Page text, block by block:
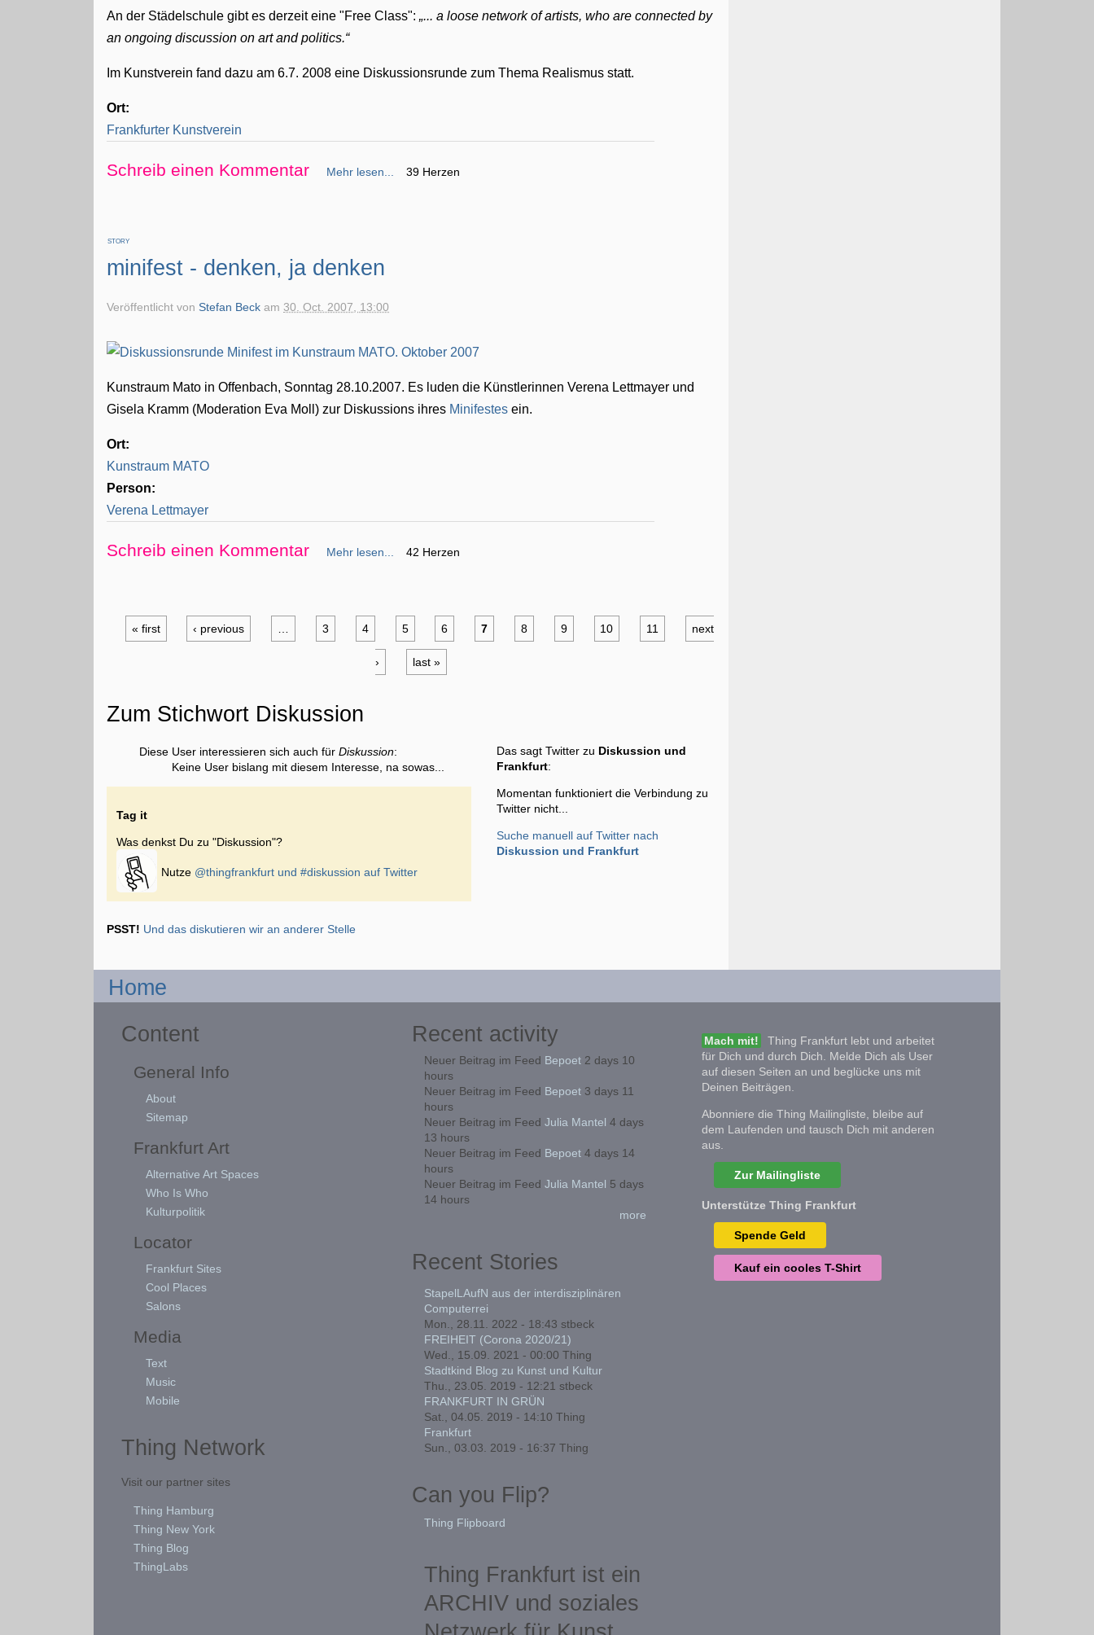
An der Städelschule gibt es derzeit eine "Free Class": ... a loose network of artists, who are connected by
an ongoing discussion on art and politics.
Im Kunstverein fand dazu am 6.7. 2008 eine Diskussionsrunde zum Thema Realismus statt.
Ort:
Frankfurter Kunstverein
Schreib einen Kommentar Mehr lesen... 39 Herzen
STORY
minifest - denken, ja denken
Veröffentlicht vonStefan Beck am 30. Oct. 2007, 13:00
Kunstraum Mato in Offenbach, Sonntag 28.10.2007. Es luden die Künstlerinnen Verena Lettmayer und
Gisela Kramm (Moderation Eva Moll) zur Diskussions ihres Minifestes ein.
Ort:
Kunstraum MATO
Person:
Verena Lettmayer
Schreib einen Kommentar Mehr lesen... 42 Herzen
« first ‹ previous 3 4 5 6 7 8 9 10 11 next
› last »
Zum Stichwort Diskussion
Diese User interessieren sich auch fürDiskussion:
Keine User bislang mit diesem Interesse, na sowas...
Tag it
Was denkst Du zu "Diskussion"?
Nutze @thingfrankfurt und#diskussion auf Twitter
Das sagt Twitter zu Diskussion und
Frankfurt:
Momentan funktioniert die Verbindung zu
Twitter nicht...
Suche manuell auf Twitter nach
Diskussion und Frankfurt
PSST! Und das diskutieren wir an anderer Stelle
Home
Content
General Info
About
Sitemap
Frankfurt Art
Alternative Art Spaces
Who Is Who
Kulturpolitik
Locator
Frankfurt Sites
Cool Places
Salons
Media
Text
Music
Mobile
Thing Network
Visit our partner sites
Thing Hamburg
Thing New York
Thing Blog
ThingLabs
Recent activity
Neuer Beitrag im Feed Bepoet2 days 10
hours
Neuer Beitrag im Feed Bepoet3 days 11
hours
Neuer Beitrag im Feed Julia Mantel 4 days
13 hours
Neuer Beitrag im Feed Bepoet4 days 14
hours
Neuer Beitrag im Feed Julia Mantel 5 days
14 hours
more
Recent Stories
StapelLAufN aus der interdisziplinären
Computerrei
Mon., 28.11. 2022 - 18:43 stbeck
FREIHEIT (Corona 2020/21)
Wed., 15.09. 2021 - 00:00 Thing
Stadtkind Blog zu Kunst und Kultur
Thu., 23.05. 2019 - 12:21 stbeck
FRANKFURT IN GRÜN
Sat., 04.05. 2019 - 14:10 Thing
Frankfurt
Sun., 03.03. 2019 - 16:37 Thing
Can you Flip?
Thing Flipboard
Thing Frankfurt ist ein
ARCHIV und soziales
Mach mit!
Thing Frankfurt lebt und arbeitet
für Dich und durch Dich. Melde Dich als User
auf diesen Seiten an und beglücke uns mit
Deinen Beiträgen.
Abonniere die Thing Mailingliste, bleibe auf
dem Laufenden und tausch Dich mit anderen
aus.
Zur Mailingliste
Unterstütze Thing Frankfurt
Spende Geld
Kauf ein cooles T-Shirt